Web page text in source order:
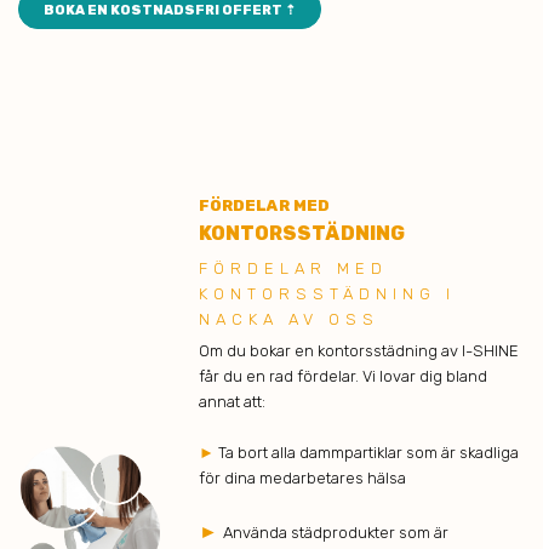
BOKA EN KOSTNADSFRI OFFERT ⇡
FÖRDELAR MED
KONTORSSTÄDNING
FÖRDELAR MED
KONTORSSTÄDNING I
NACKA AV OSS
Om du bokar en kontorsstädning av I-SHINE
får du en rad fördelar. Vi lovar dig bland
annat att:
►Ta bort alla dammpartiklar som är skadliga
för dina medarbetares hälsa
►Använda städprodukter som är